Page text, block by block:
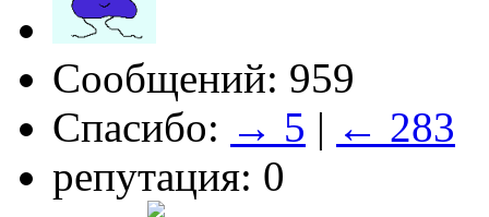
Сообщений: 959
Спасибо: → 5 | ← 283
репутация: 0